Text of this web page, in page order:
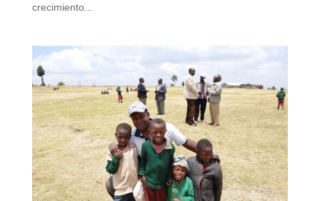
crecimiento...